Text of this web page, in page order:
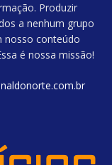
Produzir
a nenhum grupo
nosso conteúdo
é nossa missão!